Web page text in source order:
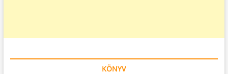
KÖNYV